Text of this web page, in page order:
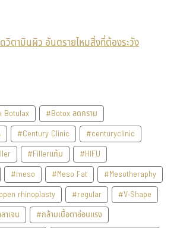
วิตามินผิว อันตรายไหมสิ่งที่ต้องระวัง
Botulax
#Botox ลดกราม
#Century Clinic
#centuryclinic
#Fillerแก้ม
#HIFU
#meso #Meso Fat
#Mesotheraphy
rhinoplasty #regular
#V-Shape
าเจน
#กล้ามเนื้อตาอ่อนแรง